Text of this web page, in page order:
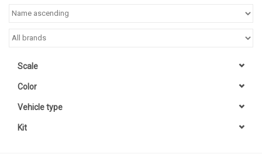
Scale
Color
Vehicle type
Kit